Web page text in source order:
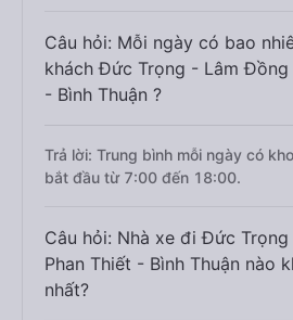
Câu hỏi: Mỗi ngày có bao
khách Đức Trọng - Lâm Đồng
- Bình Thuận ?
Trả lời: Trung bình mỗi ngày có
bắt đầu từ 7:00 đến 18:00.
Câu hỏi: Nhà xe đi Đức
Phan Thiết - Bình Thuận nào
nhất?